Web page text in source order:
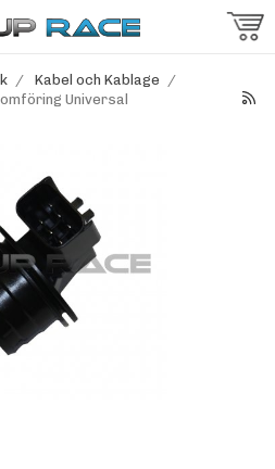
/ Kabel och Kablage /
Universal